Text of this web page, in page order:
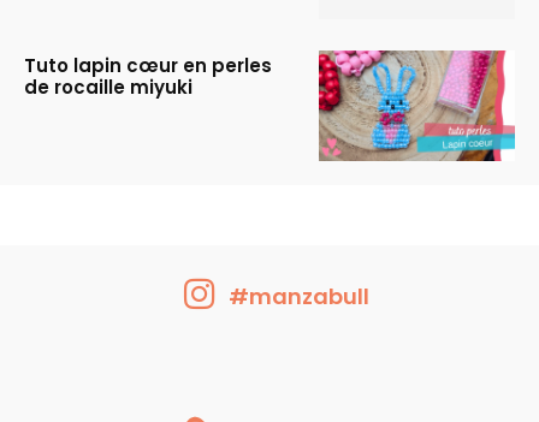
Tuto lapin cœur en perles
de rocaille miyuki
#manzabull